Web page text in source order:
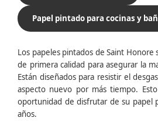
Papel pintado para cocinas y
Los papeles pintados de Saint Honore
de primera calidad para asegurar la
Están diseñados para resistir el
aspecto nuevo por más tiempo.
oportunidad de disfrutar de su papel
años.